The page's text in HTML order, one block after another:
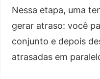
Nessa etapa, uma
gerar atraso: você
conjunto e depois
atrasadas em